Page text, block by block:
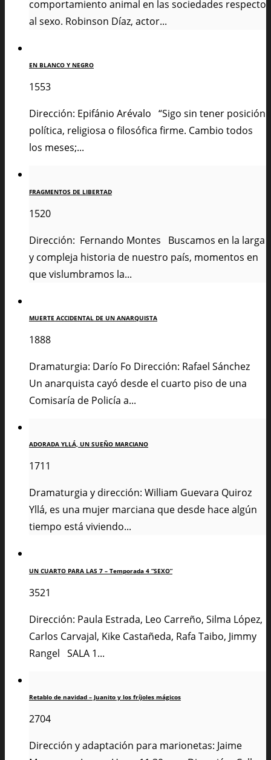
comportamiento animal en las sociedades respecto
al sexo. Robinson Díaz, actor...
EN BLANCO Y NEGRO
1553
Dirección: Epifánio Arévalo “Sigo sin tener posición
política, religiosa o filosófica firme. Cambio todos
los meses;...
FRAGMENTOS DE LIBERTAD
1520
Dirección: Fernando Montes Buscamos en la larga
y compleja historia de nuestro país, momentos en
que vislumbramos la...
MUERTE ACCIDENTAL DE UN ANARQUISTA
1888
Dramaturgia: Darío Fo Dirección: Rafael Sánchez
Un anarquista cayó desde el cuarto piso de una
Comisaría de Policía a...
ADORADA YLLÁ, UN SUEÑO MARCIANO
1711
Dramaturgia y dirección: William Guevara Quiroz
Yllá, es una mujer marciana que desde hace algún
tiempo está viviendo...
UN CUARTO PARA LAS 7 – Temporada 4 “SEXO”
3521
Dirección: Paula Estrada, Leo Carreño, Silma López,
Carlos Carvajal, Kike Castañeda, Rafa Taibo, Jimmy
Rangel SALA 1...
Retablo de navidad – Juanito y los fríjoles mágicos
2704
Dirección y adaptación para marionetas: Jaime